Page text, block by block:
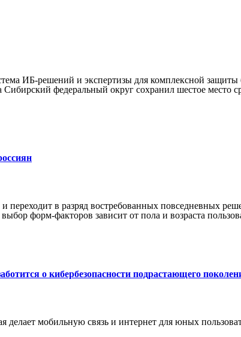
ИБ-решений и экспертизы для комплексной защиты
федеральный округ сохранил шестое место
переходит в разряд востребованных повседневных
форм‑факторов зависит от пола и возраста
о кибербезопасности подрастающего
делает мобильную связь и интернет для юных